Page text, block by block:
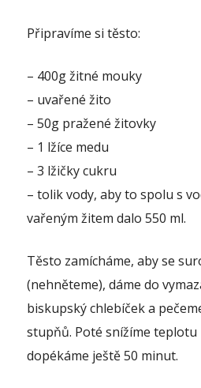
Připravíme si těsto:
– 400g žitné mouky
– uvařené žito
– 50g pražené žitovky
– 1 lžíce medu
– 3 lžičky cukru
– tolik vody, aby to spolu s
vařeným žitem dalo 550 ml.
Těsto zamícháme, aby se
(nehněteme), dáme do
biskupský chlebíček a
stupňů. Poté snížíme teplotu
dopékáme ještě 50 minut.